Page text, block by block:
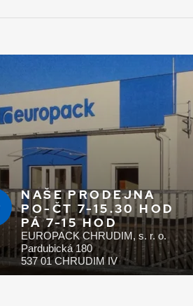
NAŠE PRODEJNA
PO-ČT 7-15.30 HOD
PÁ 7-15 HOD
EUROPACK CHRUDIM, s. r. o.
Pardubická 180
537 01 CHRUDIM IV